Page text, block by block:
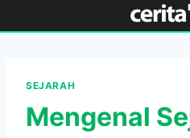
to
SEJARAH
Mengenal